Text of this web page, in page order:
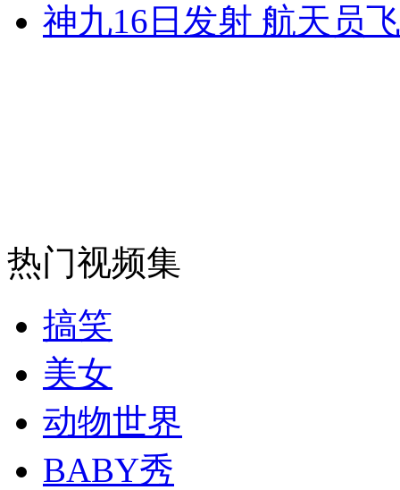
司机酒驾遇交警 急速倒车逃窜
神九16日发射 航天员
热门视频集
搞笑
美女
动物世界
BABY秀